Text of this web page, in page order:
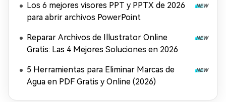
Los 6 mejores visores PPT y PPTX de 2026
para abrir archivos PowerPoint
Reparar Archivos de Illustrator Online
Gratis: Las 4 Mejores Soluciones en 2026
5 Herramientas para Eliminar Marcas de
Agua en PDF Gratis y Online (2026)